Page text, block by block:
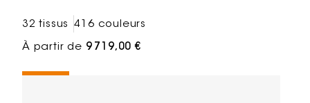
32 tissus 416 couleurs
À partir de 9 719,00 €